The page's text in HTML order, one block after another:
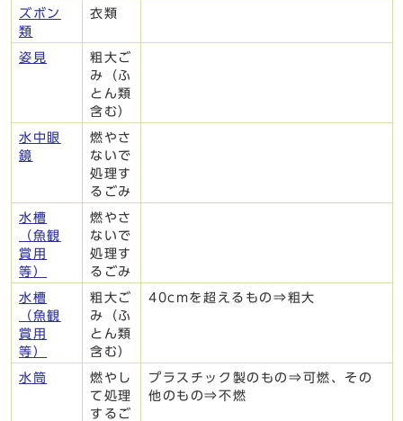
ズボン
類
衣類
姿見
粗大ご
み（ふ
とん類
含む）
水中眼
鏡
燃やさ
ないで
処理す
るごみ
水槽
（魚観
賞用
等）
燃やさ
ないで
処理す
るごみ
水槽
（魚観
賞用
等）
粗大ご
み（ふ
とん類
含む）
40cmを超えるもの⇒粗大
水筒
燃やし
て処理
するご
プラスチック製のもの⇒可燃、その
他のもの⇒不燃